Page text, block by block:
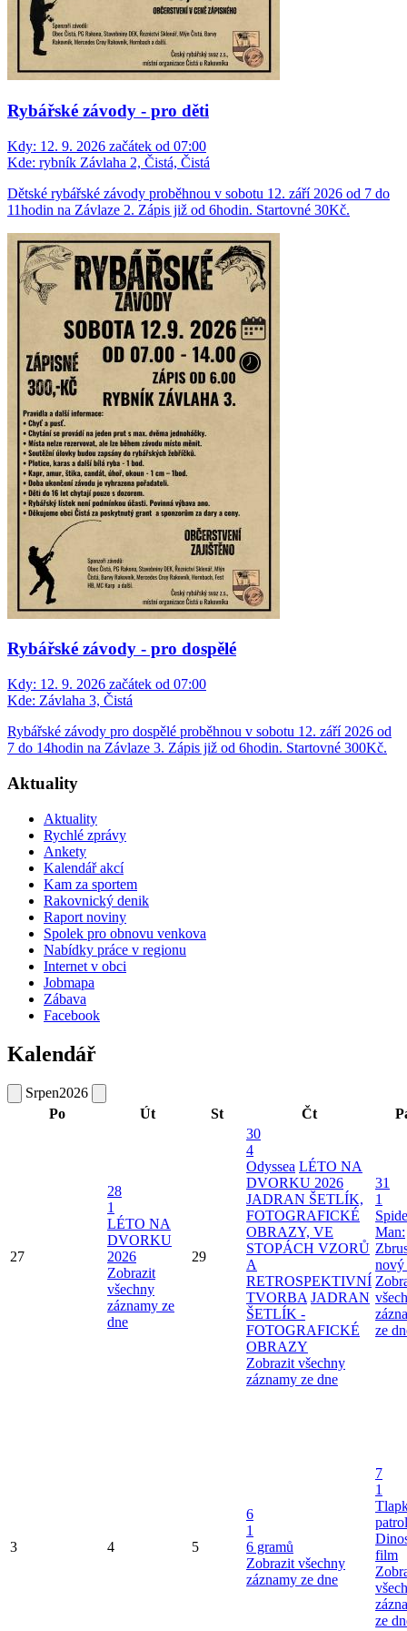
Rybářské závody - pro děti
Kdy: 12. 9. 2026 začátek od 07:00
Kde: rybník Závlaha 2, Čistá, Čistá
Dětské rybářské závody proběhnou v sobotu 12. září 2026 od 7 do
11hodin na Závlaze 2. Zápis již od 6hodin. Startovné 30Kč.
Rybářské závody - pro dospělé
Kdy: 12. 9. 2026 začátek od 07:00
Kde: Závlaha 3, Čistá
Rybářské závody pro dospělé proběhnou v sobotu 12. září 2026 od
7 do 14hodin na Závlaze 3. Zápis již od 6hodin. Startovné 300Kč.
Aktuality
Aktuality
Rychlé zprávy
Ankety
Kalendář akcí
Kam za sportem
Rakovnický denik
Raport noviny
Spolek pro obnovu venkova
Nabídky práce v regionu
Internet v obci
Jobmapa
Zábava
Facebook
Kalendář
Srpen2026
Po
Út St Čt
27
28
1
LÉTO NA
DVORKU
2026
Zobrazit
všechny
záznamy ze
dne
29
30
4
Odyssea LÉTO NA
DVORKU 2026
JADRAN ŠETLÍK,
FOTOGRAFICKÉ
OBRAZY, VE
STOPÁCH VZORŮ
A
RETROSPEKTIVNÍ
TVORBA JADRAN
ŠETLÍK -
FOTOGRAFICKÉ
OBRAZY
Zobrazit všechny
záznamy ze dne
31
1
Man:
nový
ze
3 4 5
6
1
6 gramů
Zobrazit všechny
záznamy ze dne
7
1
film
ze